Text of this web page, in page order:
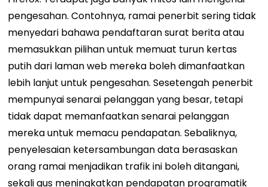
pengesahan. Contohnya, ramai penerbit sering tidak
menyedari bahawa pendaftaran surat berita atau
memasukkan pilihan untuk memuat turun kertas
putih dari laman web mereka boleh dimanfaatkan
lebih lanjut untuk pengesahan. Sesetengah penerbit
mempunyai senarai pelanggan yang besar, tetapi
tidak dapat memanfaatkan senarai pelanggan
mereka untuk memacu pendapatan. Sebaliknya,
penyelesaian ketersambungan data berasaskan
orang ramai menjadikan trafik ini boleh ditangani,
sekali gus meningkatkan pendapatan programatik